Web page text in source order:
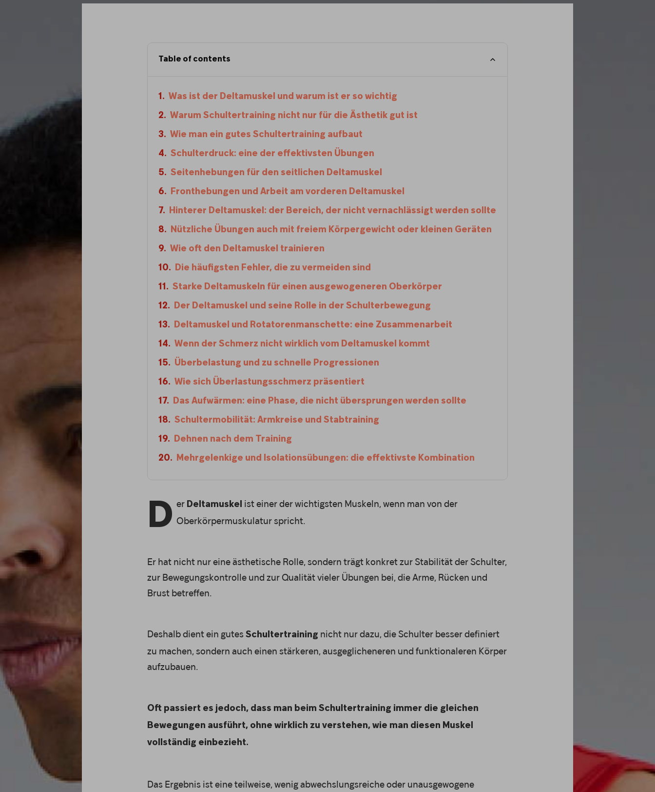
Table of contents
Was ist der Deltamuskel und warum ist er so wichtig
Warum Schultertraining nicht nur für die Ästhetik gut ist
Wie man ein gutes Schultertraining aufbaut
Schulterdruck: eine der effektivsten Übungen
Seitenhebungen für den seitlichen Deltamuskel
Fronthebungen und Arbeit am vorderen Deltamuskel
Hinterer Deltamuskel: der Bereich, der nicht vernachlässigt werden sollte
Nützliche Übungen auch mit freiem Körpergewicht oder kleinen Geräten
Wie oft den Deltamuskel trainieren
Die häufigsten Fehler, die zu vermeiden sind
Starke Deltamuskeln für einen ausgewogeneren Oberkörper
Der Deltamuskel und seine Rolle in der Schulterbewegung
Deltamuskel und Rotatorenmanschette: eine Zusammenarbeit
Wenn der Schmerz nicht wirklich vom Deltamuskel kommt
Überbelastung und zu schnelle Progressionen
Wie sich Überlastungsschmerz präsentiert
Das Aufwärmen: eine Phase, die nicht übersprungen werden sollte
Schultermobilität: Armkreise und Stabtraining
Dehnen nach dem Training
Mehrgelenkige und Isolationsübungen: die effektivste Kombination
D er Deltamuskel
ist einer der wichtigsten Muskeln, wenn man von der
Oberkörpermuskulatur spricht.
Er hat nicht nur eine ästhetische Rolle, sondern trägt konkret zur Stabilität der Schulter,
zur Bewegungskontrolle und zur Qualität vieler Übungen bei, die Arme, Rücken und
Brust betreffen.
Deshalb dient ein gutesSchultertraining nicht nur dazu, die Schulter besser definiert
zu machen, sondern auch einen stärkeren, ausgeglicheneren und funktionaleren Körper
aufzubauen.
Oft passiert es jedoch, dass man beim Schultertraining immer die gleichen
Bewegungen ausführt, ohne wirklich zu verstehen, wie man diesen Muskel
vollständig einbezieht.
Das Ergebnis ist eine teilweise, wenig abwechslungsreiche oder unausgewogene